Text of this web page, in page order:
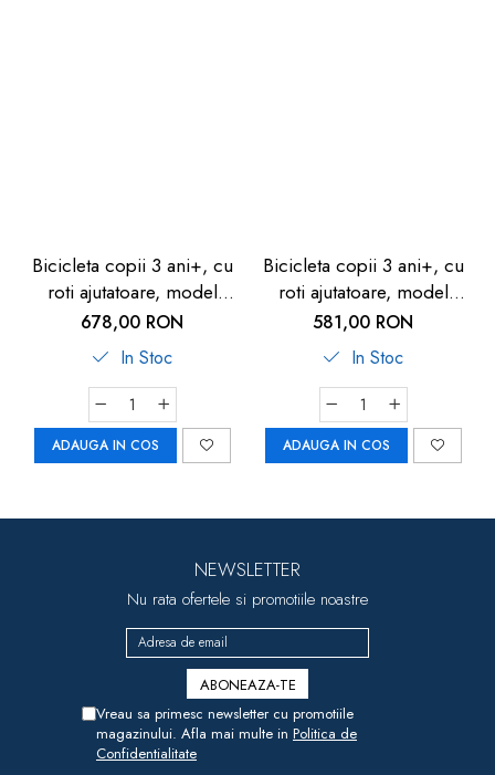
Bicicleta copii 3 ani+, cu
roti ajutatoare, model
Peppa Pig, Dino Bikes
10"
678,00 RON
In Stoc
ADAUGA IN COS
Bicicleta copii 3 ani+, cu
roti ajutatoare, model
Unicorn, Dino Bikes
581,00 RON
In Stoc
ADAUGA IN COS
NEWSLETTER
Nu rata ofertele si promotiile noastre
Vreau sa primesc newsletter cu promotiile
magazinului. Afla mai multe in Politica de
Confidentialitate